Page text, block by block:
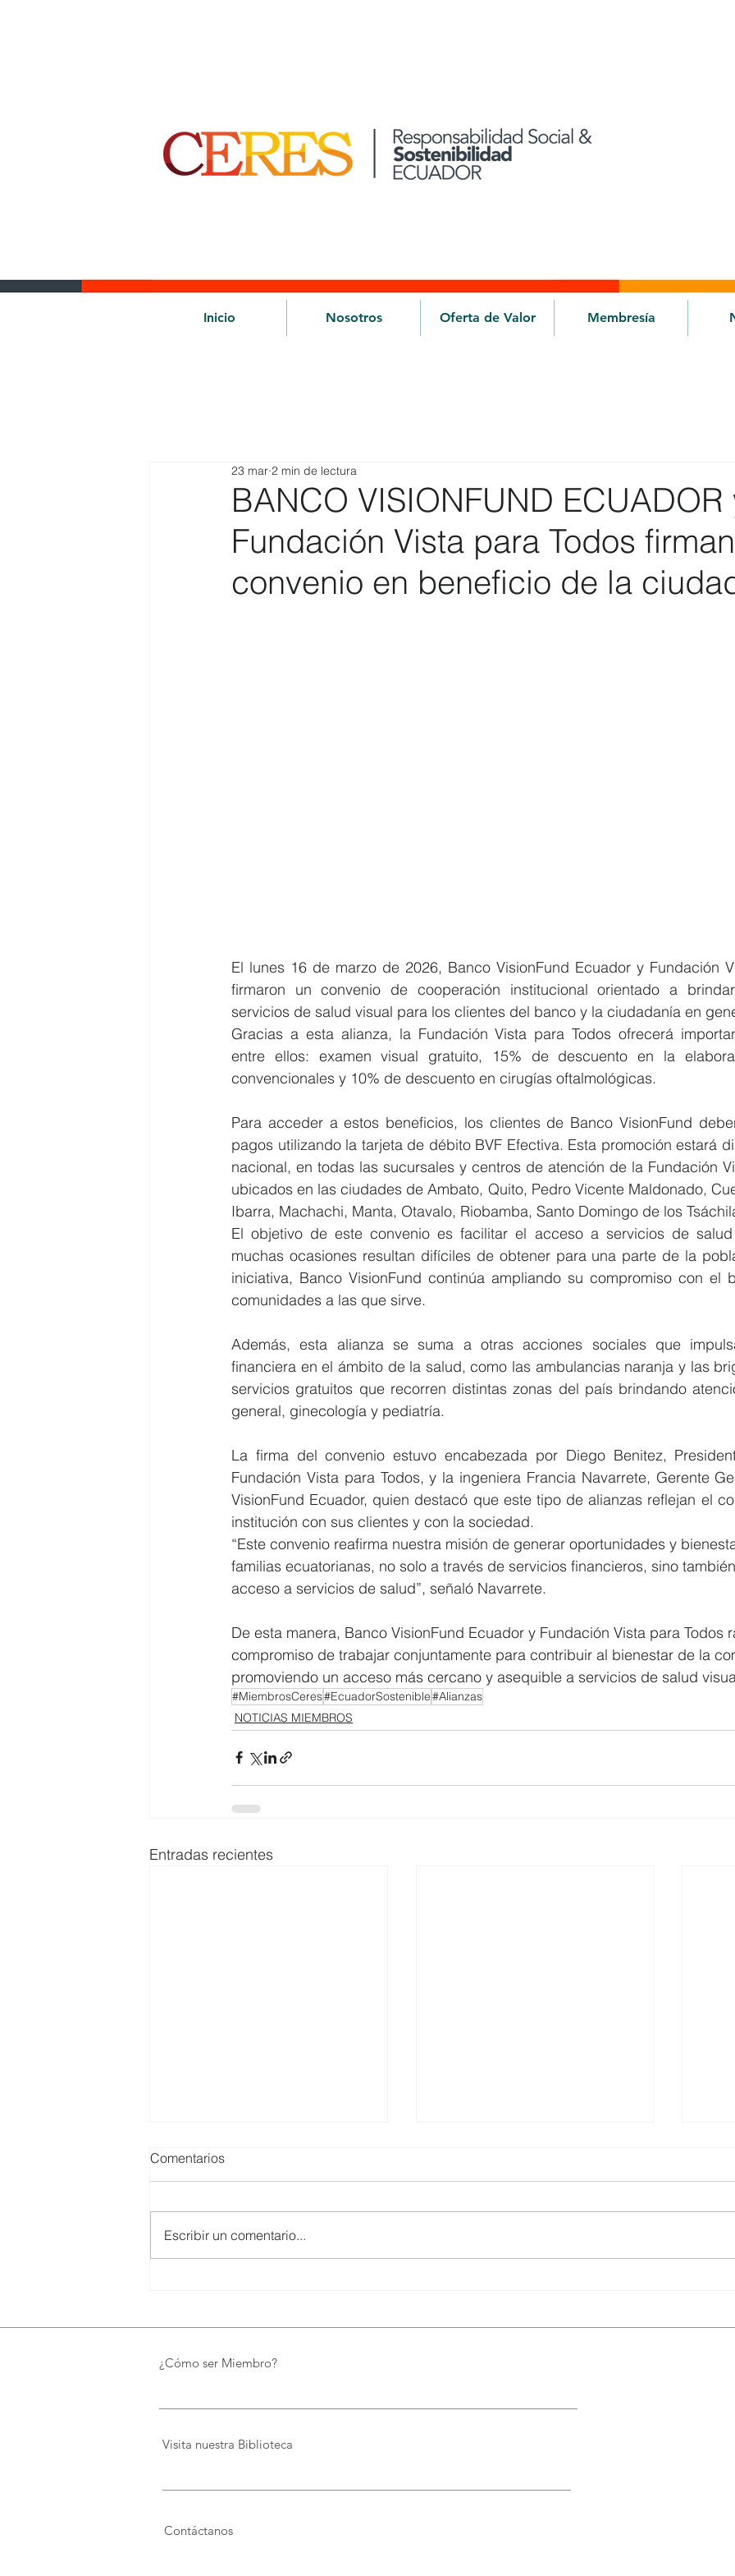
Inicio Nosotros Oferta de Valor Membresía
BANCO VISIONFUND ECUADOR
Fundación Vista para Todos firman
convenio en beneficio de la
23 mar 2 min de lectura
El lunes 16 de marzo de 2026, Banco VisionFund Ecuador y Fundación
firmaron un convenio de cooperación institucional orientado a
servicios de salud visual para los clientes del banco y la ciudadanía en
Gracias a esta alianza, la Fundación Vista para Todos ofrecerá
entre ellos: examen visual gratuito, 15% de descuento en la
convencionales y 10% de descuento en cirugías oftalmológicas.
Para acceder a estos beneficios, los clientes de Banco VisionFund
pagos utilizando la tarjeta de débito BVF Efectiva. Esta promoción estará
nacional, en todas las sucursales y centros de atención de la Fundación
ubicados en las ciudades de Ambato, Quito, Pedro Vicente Maldonado,
Ibarra, Machachi, Manta, Otavalo, Riobamba, Santo Domingo de los
El objetivo de este convenio es facilitar el acceso a servicios de
muchas ocasiones resultan difíciles de obtener para una parte de la
iniciativa, Banco VisionFund continúa ampliando su compromiso con el
comunidades a las que sirve.
Además, esta alianza se suma a otras acciones sociales que
financiera en el ámbito de la salud, como las ambulancias naranja y las
servicios gratuitos que recorren distintas zonas del país brindando
general, ginecología y pediatría.
La firma del convenio estuvo encabezada por Diego Benitez,
Fundación Vista para Todos, y la ingeniera Francia Navarrete, Gerente
VisionFund Ecuador, quien destacó que este tipo de alianzas reflejan el
institución con sus clientes y con la sociedad.
“Este convenio reafirma nuestra misión de generar oportunidades y
familias ecuatorianas, no solo a través de servicios financieros, sino
acceso a servicios de salud”, señaló Navarrete.
De esta manera, Banco VisionFund Ecuador y Fundación Vista para Todos
compromiso de trabajar conjuntamente para contribuir al bienestar de la
promoviendo un acceso más cercano y asequible a servicios de salud
#MiembrosCeres#EcuadorSostenible#Alianzas
NOTICIAS MIEMBROS
Entradas recientes
Biblioteca de FUNDACIÓN
preserva el patrimonio y
futuro de Galápagos
Comentarios
Escribir un comentario...
¿Cómo ser Miembro?
Visita nuestra Biblioteca
Contáctanos